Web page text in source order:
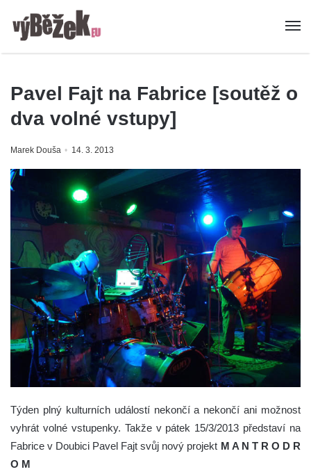
Pavel Fajt na Fabrice [soutěž o
dva volné vstupy]
Marek Douša 14. 3. 2013
Týden plný kulturních událostí nekončí a nekončí ani možnost
vyhrát volné vstupenky. Takže v pátek 15/3/2013 představí na
Fabrice v Doubici Pavel Fajt svůj nový projekt M A N T R O D R
O M